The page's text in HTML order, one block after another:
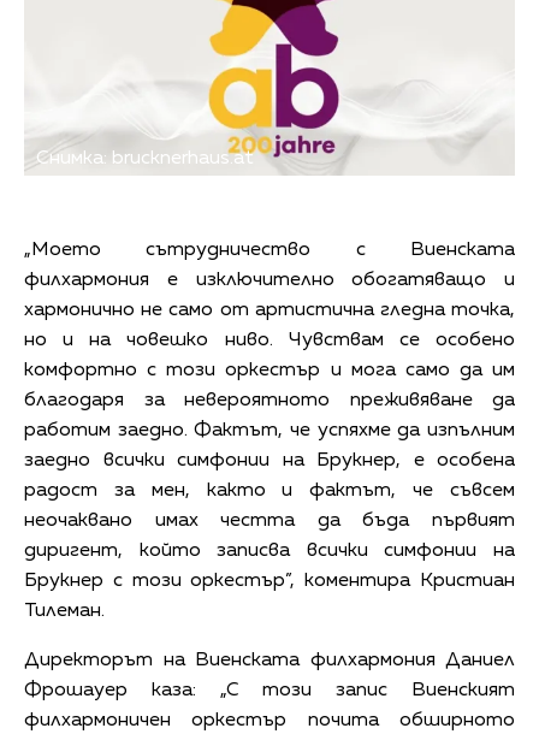
Снимка: brucknerhaus.at
„Моето сътрудничество с Виенската
филхармония е изключително обогатяващо и
хармонично не само от артистична гледна точка,
но и на човешко ниво. Чувствам се особено
комфортно с този оркестър и мога само да им
благодаря за невероятното преживяване да
работим заедно. Фактът, че успяхме да изпълним
заедно всички симфонии на Брукнер, е особена
радост за мен, както и фактът, че съвсем
неочаквано имах честта да бъда първият
диригент, който записва всички симфонии на
Брукнер с този оркестър”, коментира Кристиан
Тилеман.
Директорът на Виенската филхармония Даниел
Фрошауер каза: „С този запис Виенският
филхармоничен оркестър почита обширното